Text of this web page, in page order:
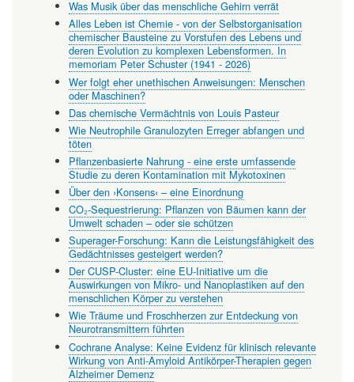
Was Musik über das menschliche Gehirn verrät
Alles Leben ist Chemie - von der Selbstorganisation
chemischer Bausteine zu Vorstufen des Lebens und
deren Evolution zu komplexen Lebensformen. In
memoriam Peter Schuster (1941 - 2026)
Wer folgt eher unethischen Anweisungen: Menschen
oder Maschinen?
Das chemische Vermächtnis von Louis Pasteur
Wie Neutrophile Granulozyten Erreger abfangen und
töten
Pflanzenbasierte Nahrung - eine erste umfassende
Studie zu deren Kontamination mit Mykotoxinen
Über den ›Konsens‹ – eine Einordnung
CO₂-Sequestrierung: Pflanzen von Bäumen kann der
Umwelt schaden – oder sie schützen
Superager-Forschung: Kann die Leistungsfähigkeit des
Gedächtnisses gesteigert werden?
Der CUSP-Cluster: eine EU-Initiative um die
Auswirkungen von Mikro- und Nanoplastiken auf den
menschlichen Körper zu verstehen
Wie Träume und Froschherzen zur Entdeckung von
Neurotransmittern führten
Cochrane Analyse: Keine Evidenz für klinisch relevante
Wirkung von Anti-Amyloid Antikörper-Therapien gegen
Alzheimer Demenz